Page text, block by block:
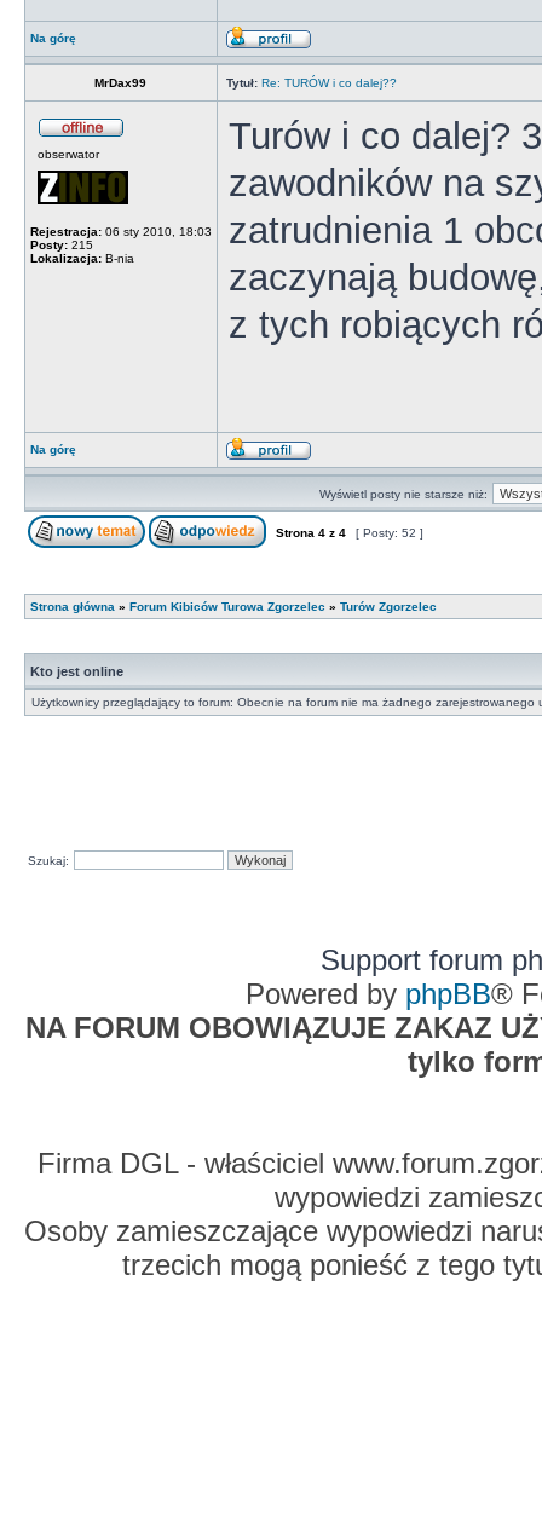
Na górę
MrDax99 Tytuł: Re: TURÓW i co dalej??
obserwator
Rejestracja: 06 sty 2010, 18:03
Posty: 215
Lokalizacja: B-nia
Turów i co dalej?
zawodników na
zatrudnienia 1
zaczynają
z tych robiących
Na górę
Wyświetl posty nie starsze niż:
Strona 4 z 4 [ Posty: 52 ]
Strona główna » Forum Kibiców Turowa Zgorzelec » Turów Zgorzelec
Kto jest online
Użytkownicy przeglądający to forum: Obecnie na forum nie ma żadnego zarejestrowanego
Szukaj:
Support forum
Powered by phpBB®
NA FORUM OBOWIĄZUJE ZAKAZ
tylko
Firma DGL - właściciel
wypowiedzi
Osoby zamieszczające wypowiedzi
trzecich mogą ponieść z tego